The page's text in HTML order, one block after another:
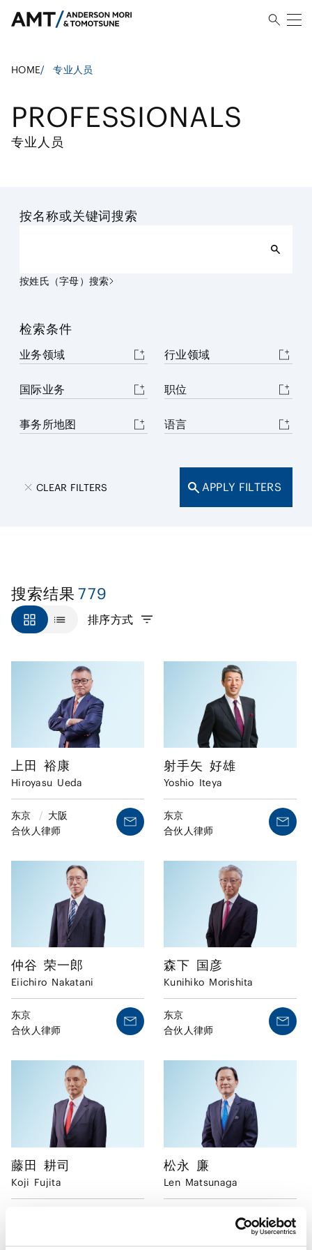
HOME/ 专业人员
PROFESSIONALS
专业人员
按名称或关键词搜索
按姓氏（字母）搜索
检索条件
业务领域 行业领域
国际业务 职位
事务所地图 语言
APPLY FILTERS
CLEAR FILTERS
搜索结果 779
排序方式
上田 裕康
Hiroyasu Ueda
东京 / 大阪
合伙人律师
射手矢 好雄
Yoshio Iteya
东京
合伙人律师
仲谷 荣一郎
Eiichiro Nakatani
东京
合伙人律师
森下 国彦
Kunihiko Morishita
东京
合伙人律师
藤田 耕司
Koji Fujita
松永 廉
Len Matsunaga